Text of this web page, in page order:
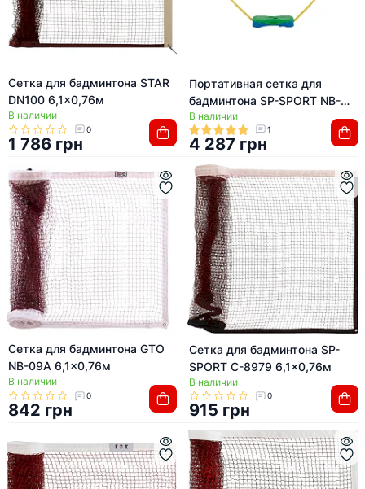
Сетка для бадминтона STAR
DN100 6,1x0,76м
В наличии
0
1 786 грн
Портативная сетка для
бадминтона SP-SPORT NB-
7535
В наличии
1
4 287 грн
Сетка для бадминтона GTO
NB-09A 6,1x0,76м
В наличии
0
842 грн
Сетка для бадминтона SP-
SPORT C-8979 6,1x0,76м
В наличии
0
915 грн